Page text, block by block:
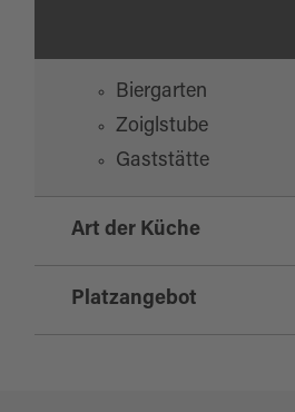
Biergarten
Zoiglstube
Gaststätte
Art der Küche
regionale Küche
Platzangebot